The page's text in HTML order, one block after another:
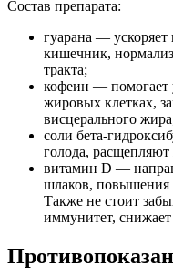
Состав препарата:
гуарана —
кишечник,
тракта;
кофеин — помогает
жировых клетках,
висцерального
соли бета-
голода,
витамин D —
шлаков, повышения
Также не стоит
иммунитет, снижает